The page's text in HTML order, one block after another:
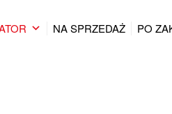
NA SPRZEDAŻ PO